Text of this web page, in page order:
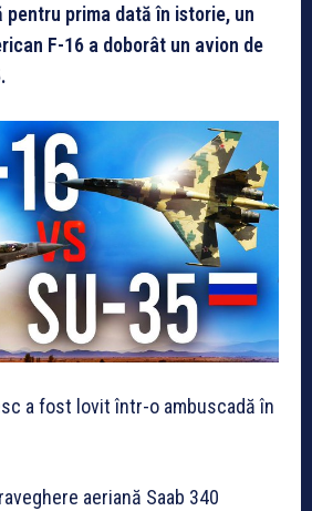
pentru prima dată în istorie, un
F-16 a doborât un avion de
a fost lovit într-o ambuscadă în
aeriană Saab 340